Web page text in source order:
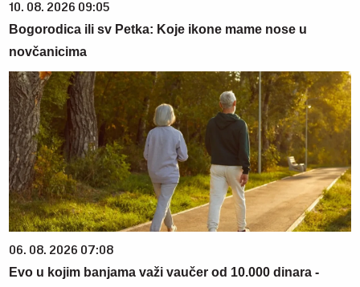
10. 08. 2026 09:05
Bogorodica ili sv Petka: Koje ikone mame nose u
novčanicima
06. 08. 2026 07:08
Evo u kojim banjama važi vaučer od 10.000 dinara -